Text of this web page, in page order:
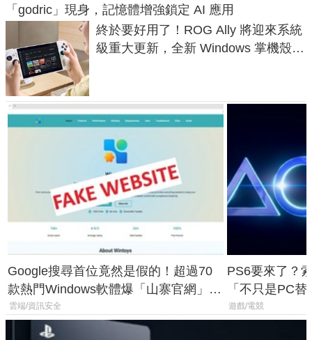
「godric」現身，記憶體增強鎖定 AI 應用
終於要好用了！ROG Ally 將迎來系統
級重大更新，全新 Windows 掌機殼模
Google搜尋首位竟然是假的！超過70
款熱門Windows軟體爆「山寨官網」危
機
雲端/資訊安全
PS6要來了？
「不只是PC
廳、進軍電競
遊戲/電競